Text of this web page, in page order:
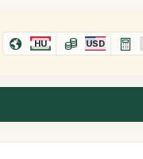
HU USD